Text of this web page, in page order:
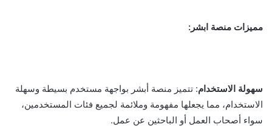
مميزات منصة ابشر:
سهولة الاستخدام: تتميز منصة أبشر بواجهة مستخدم بسيطة وسهلة
الاستخدام، مما يجعلها مفهومة وملائمة لجميع فئات المستخدمين،
سواء أصحاب العمل أو الباحثين عن عمل.